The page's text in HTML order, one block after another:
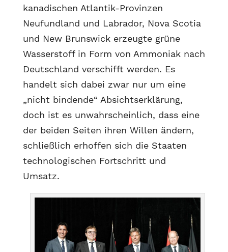
kanadischen Atlantik-Provinzen
Neufundland und Labrador, Nova Scotia
und New Brunswick erzeugte grüne
Wasserstoff in Form von Ammoniak nach
Deutschland verschifft werden. Es
handelt sich dabei zwar nur um eine
„nicht bindende“ Absichtserklärung,
doch ist es unwahrscheinlich, dass eine
der beiden Seiten ihren Willen ändern,
schließlich erhoffen sich die Staaten
technologischen Fortschritt und
Umsatz.